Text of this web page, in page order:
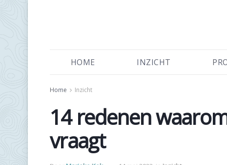
HOME INZICHT
Home Inzicht
14 redenen
vraagt